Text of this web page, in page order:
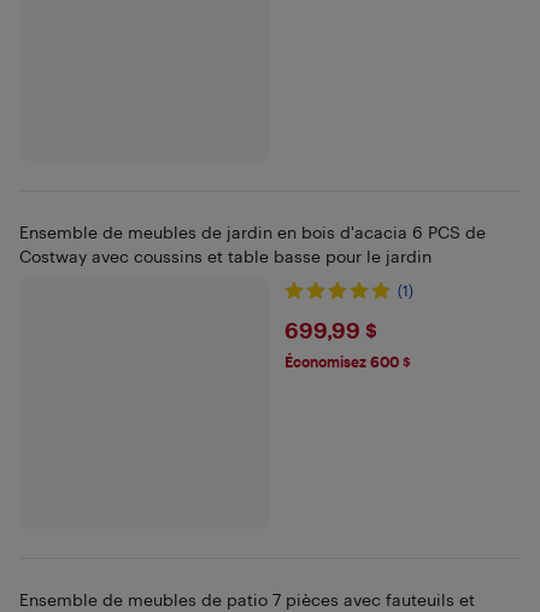
Ensemble de meubles de jardin en bois d'acacia 6 PCS de
Costway avec coussins et table basse pour le jardin
(1)
$699.99
699,99 $
Économisez 600 $
Ensemble de meubles de patio 7 pièces avec fauteuils et